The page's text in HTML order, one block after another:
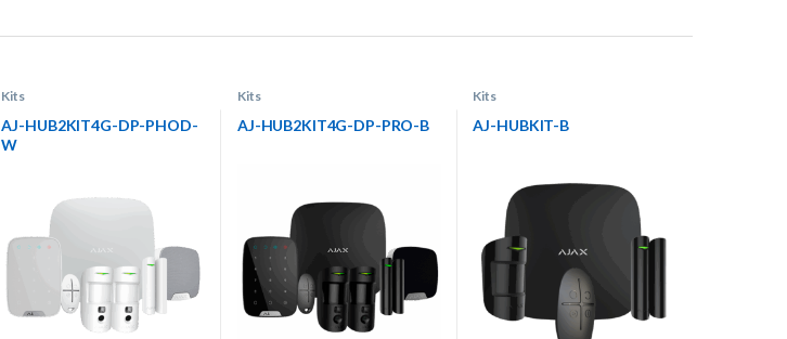
Kits
AJ-HUB2KIT4G-DP-PHOD-
W
Kits
AJ-HUB2KIT4G-DP-PRO-B
Kits
AJ-HUBKIT-B